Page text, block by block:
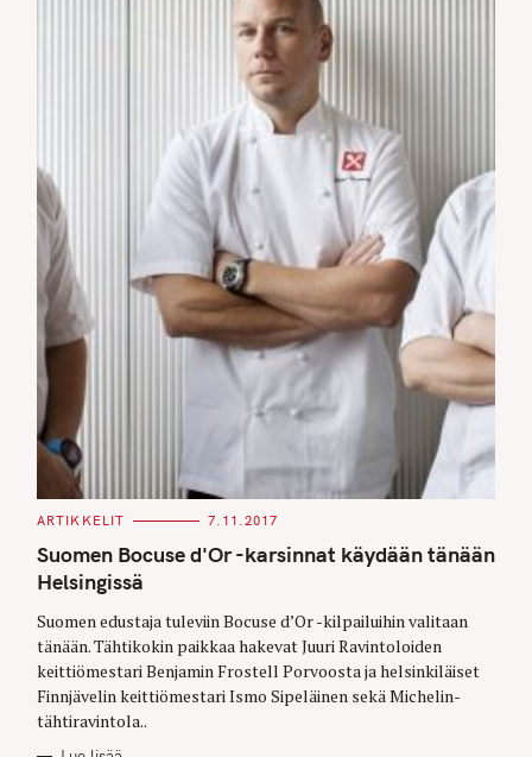
C
T
E
G
O
I
S
ARTIKKELIT 7.11.2017
Suomen Bocuse d'Or -karsinnat käydään tänään
Helsingissä
Suomen edustaja tuleviin Bocuse d’Or -kilpailuihin valitaan
tänään. Tähtikokin paikkaa hakevat Juuri Ravintoloiden
keittiömestari Benjamin Frostell Porvoosta ja helsinkiläiset
Finnjävelin keittiömestari Ismo Sipeläinen sekä Michelin-
tähtiravintola..